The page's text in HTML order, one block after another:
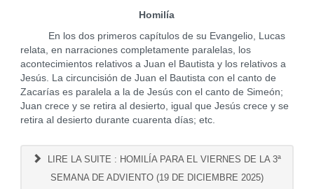
Homilía
En los dos primeros capítulos de su Evangelio, Lucas
relata, en narraciones completamente paralelas, los
acontecimientos relativos a Juan el Bautista y los relativos a
Jesús. La circuncisión de Juan el Bautista con el canto de
Zacarías es paralela a la de Jesús con el canto de Simeón;
Juan crece y se retira al desierto, igual que Jesús crece y se
retira al desierto durante cuarenta días; etc.
LIRE LA SUITE : HOMILÍA PARA EL VIERNES DE LA 3ª
SEMANA DE ADVIENTO (19 DE DICIEMBRE 2025)